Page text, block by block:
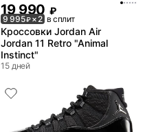
19 990 ₽
9 995₽× 2 в сплит
Кроссовки Jordan Air
Jordan 11 Retro "Animal
Instinct"
15 дней